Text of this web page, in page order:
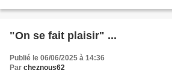
"On se fait plaisir" ...
Publié le 06/06/2025 à 14:36
Par cheznous62